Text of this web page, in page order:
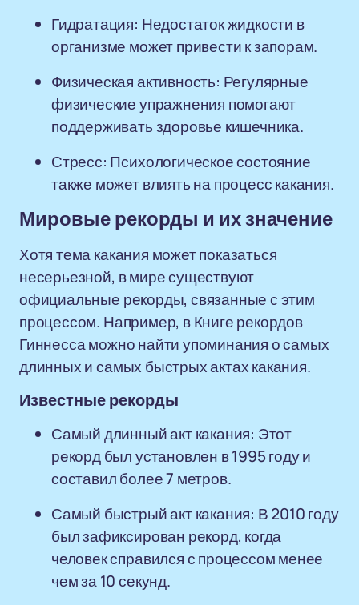
Гидратация: Недостаток жидкости в
организме может привести к запорам.
Физическая активность: Регулярные
физические упражнения помогают
поддерживать здоровье кишечника.
Стресс: Психологическое состояние
также может влиять на процесс какания.
Мировые рекорды и их значение
Хотя тема какания может показаться
несерьезной, в мире существуют
официальные рекорды, связанные с этим
процессом. Например, в Книге рекордов
Гиннесса можно найти упоминания о самых
длинных и самых быстрых актах какания.
Известные рекорды
Самый длинный акт какания: Этот
рекорд был установлен в 1995 году и
составил более 7 метров.
Самый быстрый акт какания: В 2010 году
был зафиксирован рекорд, когда
человек справился с процессом менее
чем за 10 секунд.